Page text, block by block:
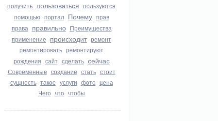
получить пользоваться пользуются
помощью портал Почему прав
права правильно Преимущества
применение происходит ремонт
ремонтировать ремонтируют
рождения сайт сделать сейчас
Современные создание стать стоит
сущность такое услуги фото цена
Чего что чтобы